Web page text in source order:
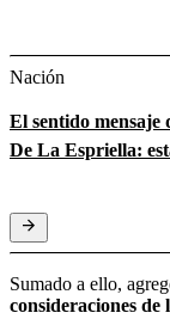
Nación
El sentido mensaje
De La Espriella:
Sumado a ello,
consideraciones